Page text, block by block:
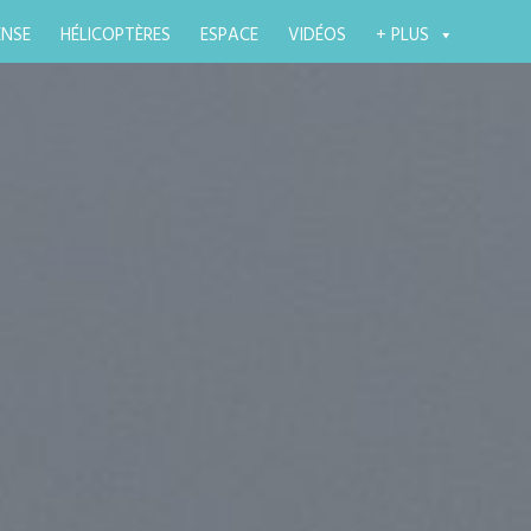
HÉLICOPTÈRES ESPACE VIDÉOS + PLUS